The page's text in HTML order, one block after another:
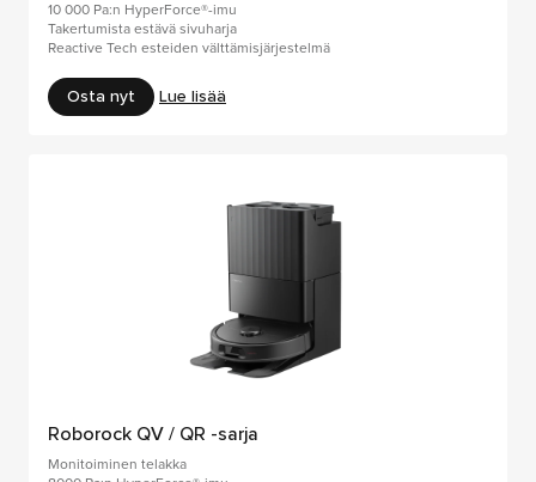
10 000 Pa:n HyperForce®-imu
Takertumista estävä sivuharja
Reactive Tech esteiden välttämisjärjestelmä
Osta nyt Lue lisää
Roborock QV / QR -sarja
Monitoiminen telakka